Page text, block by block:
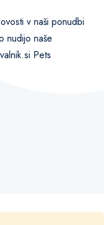
v naši ponudbi
nudijo naše
Pets